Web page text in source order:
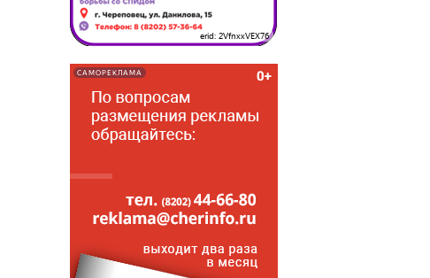
erid: 2VfnxxVEX76
САМОРЕКЛАМА